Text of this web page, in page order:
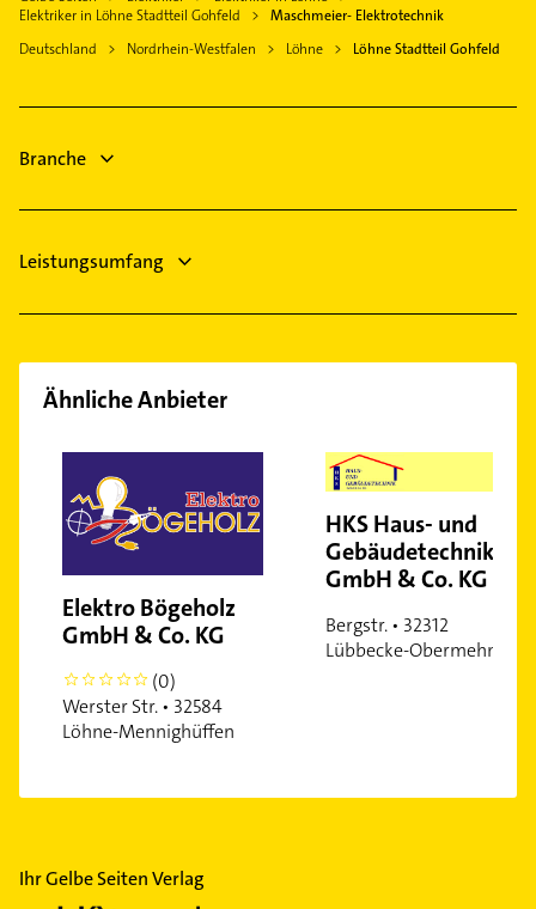
Hüllhorst
Enger Westfalen
Steuerberater
Rechtsanwalt
Logopädie
Immobilien
Phoniatrie
Immobilien
Immobilienmakler
Elektriker in Löhne Stadtteil Gohfeld
Maschmeier- Elektrotechnik
Deutschland
Nordrhein-Westfalen Löhne Löhne Stadtteil Gohfeld
Branche
Leistungsumfang
Ähnliche Anbieter
Elektro Bögeholz
GmbH & Co. KG
0
(0)
Werster Str. • 32584
Löhne-Mennighüffen
HKS Haus- und
Gebäudetechnik
GmbH & Co. KG
Bergstr. • 32312
Lübbecke-Obermehnen
Ihr Gelbe Seiten Verlag